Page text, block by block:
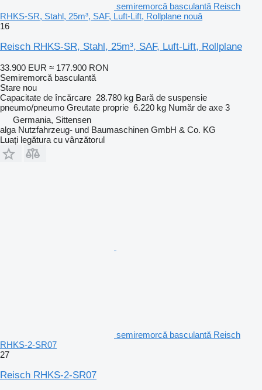
semiremorcă basculantă Reisch
RHKS-SR, Stahl, 25m³, SAF, Luft-Lift, Rollplane nouă
16
Reisch RHKS-SR, Stahl, 25m³, SAF, Luft-Lift, Rollplane
33.900 EUR ≈ 177.900 RON
Semiremorcă basculantă
Stare nou
Capacitate de încărcare 28.780 kg Bară de suspensie
pneumo/pneumo Greutate proprie 6.220 kg Număr de axe 3
Germania, Sittensen
alga Nutzfahrzeug- und Baumaschinen GmbH & Co. KG
Luați legătura cu vânzătorul
semiremorcă basculantă Reisch
RHKS-2-SR07
27
Reisch RHKS-2-SR07